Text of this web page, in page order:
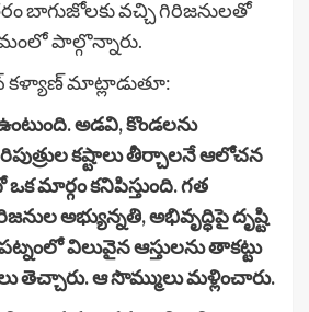
బాగుజోలకు వచ్చి గిరిజనులతో
పాల్గొన్నారు.
కళ్యాణ్ మాట్లాడుతూ:
అడవి, కొండలను
కష్టాలు తీర్చాలనే ఆలోచన
మార్గం కనిపిస్తుంది. గత
అభ్యున్నతి, అభివృద్ధిపై దృష్టి
విలువైన ఆస్తులను తాకట్టు
తెచ్చారు. ఆ సొమ్ములు మళ్లించారు.